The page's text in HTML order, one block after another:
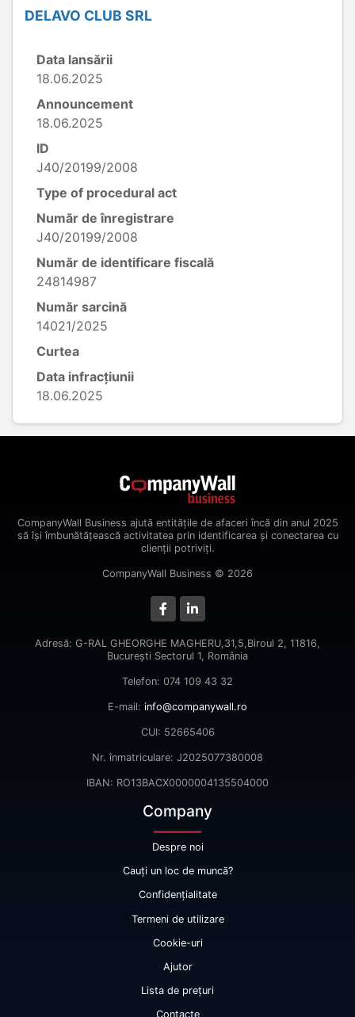
DELAVO CLUB SRL
Data lansării
18.06.2025
Announcement
18.06.2025
ID
J40/20199/2008
Type of procedural act
Număr de înregistrare
J40/20199/2008
Număr de identificare fiscală
24814987
Număr sarcină
14021/2025
Curtea
Data infracțiunii
18.06.2025
CompanyWall Business ajută entitățile de afaceri încă din anul 2025
să își îmbunătățească activitatea prin identificarea și conectarea cu
clienții potriviți.
CompanyWall Business © 2026
Adresă: G-RAL GHEORGHE MAGHERU,31,5,Biroul 2, 11816,
Bucureşti Sectorul 1, România
Telefon: 074 109 43 32
E-mail: info@companywall.ro
CUI: 52665406
Nr. înmatriculare: J2025077380008
IBAN: RO13BACX0000004135504000
Company
Despre noi
Cauți un loc de muncă?
Confidențialitate
Termeni de utilizare
Cookie-uri
Ajutor
Lista de prețuri
Contacte